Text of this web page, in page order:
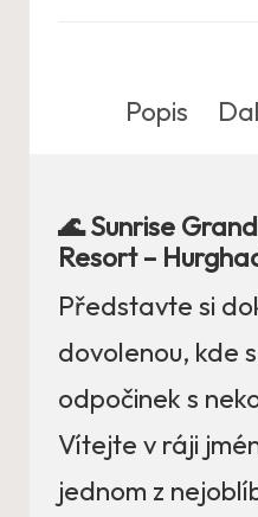
Popis
🌊 Sunrise
Resort –
Představte si
dovolenou, kde
odpočinek s
Vítejte v ráji
jednom z